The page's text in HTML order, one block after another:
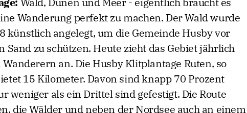
Wanderung perfekt zu machen. Der Wald wurde
künstlich angelegt, um die Gemeinde Husby vor
Sand zu schützen. Heute zieht das Gebiet jährlich
an. Die Husby Klitplantage Ruten, so
15 Kilometer. Davon sind knapp 70 Prozent
weniger als ein Drittel sind gefestigt. Die Route
die Wälder und neben der Nordsee auch an einem